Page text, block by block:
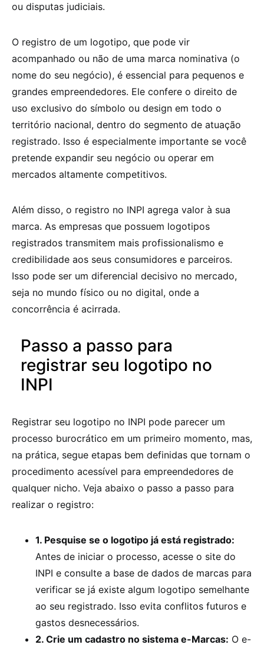
ou disputas judiciais.
O registro de um logotipo, que pode vir
acompanhado ou não de uma marca nominativa (o
nome do seu negócio), é essencial para pequenos e
grandes empreendedores. Ele confere o direito de
uso exclusivo do símbolo ou design em todo o
território nacional, dentro do segmento de atuação
registrado. Isso é especialmente importante se você
pretende expandir seu negócio ou operar em
mercados altamente competitivos.
Além disso, o registro no INPI agrega valor à sua
marca. As empresas que possuem logotipos
registrados transmitem mais profissionalismo e
credibilidade aos seus consumidores e parceiros.
Isso pode ser um diferencial decisivo no mercado,
seja no mundo físico ou no digital, onde a
concorrência é acirrada.
Passo a passo para
registrar seu logotipo no
INPI
Registrar seu logotipo no INPI pode parecer um
processo burocrático em um primeiro momento, mas,
na prática, segue etapas bem definidas que tornam o
procedimento acessível para empreendedores de
qualquer nicho. Veja abaixo o passo a passo para
realizar o registro:
1. Pesquise se o logotipo já está registrado:
Antes de iniciar o processo, acesse o site do
INPI e consulte a base de dados de marcas para
verificar se já existe algum logotipo semelhante
ao seu registrado. Isso evita conflitos futuros e
gastos desnecessários.
2. Crie um cadastro no sistema e-Marcas: O e-